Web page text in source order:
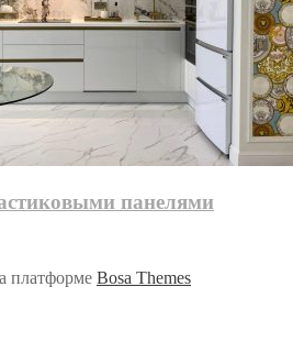
панелями
платформе Bosa Themes